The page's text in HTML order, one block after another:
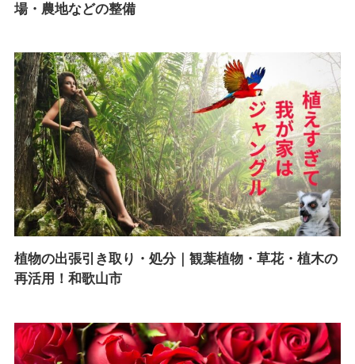
場・農地などの整備
植物の出張引き取り・処分｜観葉植物・草花・植木の
再活用！和歌山市